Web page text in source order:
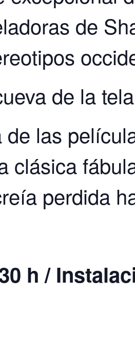
de
de la
de las
clásica
perdida
h /